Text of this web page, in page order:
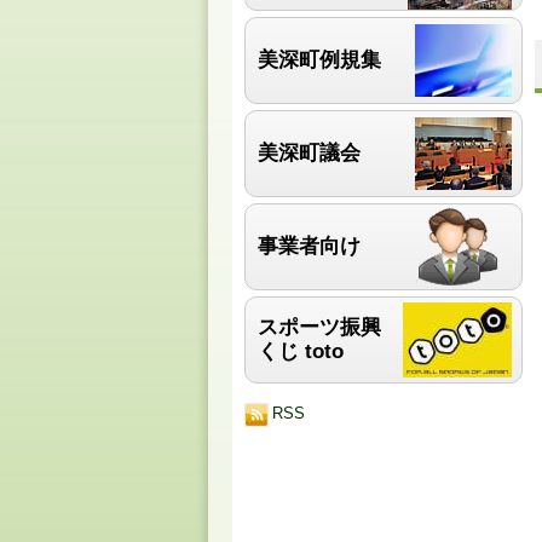
美深町例規集
美深町議会
事業者向け
スポーツ振興
くじ toto
RSS